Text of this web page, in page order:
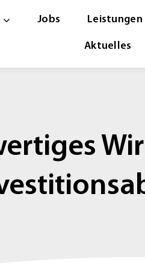
Jobs Leistungen
Aktuelles